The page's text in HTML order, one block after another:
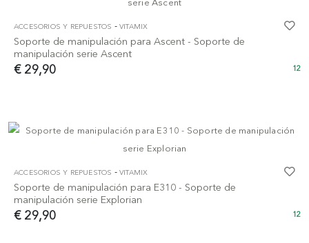
ACCESORIOS Y REPUESTOS -VITAMIX
Soporte de manipulación para Ascent - Soporte de
manipulación serie Ascent
€ 29,90 12
ACCESORIOS Y REPUESTOS -VITAMIX
Soporte de manipulación para E310 - Soporte de
manipulación serie Explorian
€ 29,90 12